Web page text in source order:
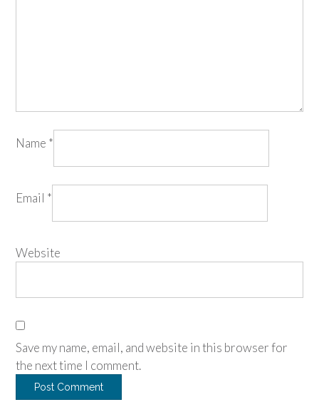
Name *
Email *
Website
Save my name, email, and website in this browser for
the next time I comment.